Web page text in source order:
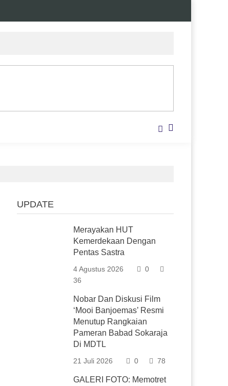
UPDATE
Merayakan HUT
Kemerdekaan Dengan
Pentas Sastra
4 Agustus 2026
0
36
Nobar Dan Diskusi Film
‘Mooi Banjoemas’ Resmi
Menutup Rangkaian
Pameran Babad Sokaraja
Di MDTL
21 Juli 2026 0 78
GALERI FOTO: Memotret